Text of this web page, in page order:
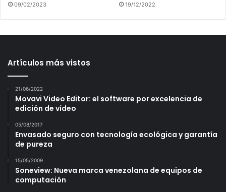
09/02/2023 19/12/2022
Artículos más vistos
21/06/2022
Movavi Video Editor: el software por excelencia de
edición de vídeo
05/08/2017
Envasado seguro con tecnología ecológica y garantía
de pureza
15/05/2009
Soneview: Nueva marca venezolana de equipos de
computación